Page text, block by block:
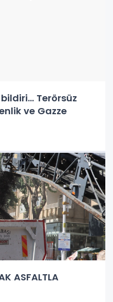
Terörsüz
ve Gazze
ASFALTLA